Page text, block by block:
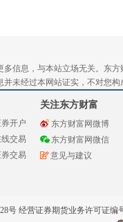
信息，与本站立场无关。东
未经过本网站证实，不对您
开户
交易
交易
关注东方财富
东方财富网微博
东方财富网微信
意见与建议
号 经营证券期货业务许可证编